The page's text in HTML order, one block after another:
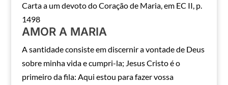
Carta a um devoto do Coração de Maria, em EC II, p.
1498
AMOR A MARIA
A santidade consiste em discernir a vontade de Deus
sobre minha vida e cumpri-la; Jesus Cristo é o
primeiro da fila: Aqui estou para fazer vossa